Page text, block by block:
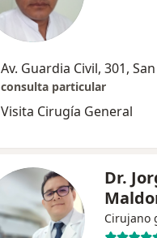
Av. Guardia Civil, 301,
consulta particular
Visita Cirugía General
Dr.
Cirujano